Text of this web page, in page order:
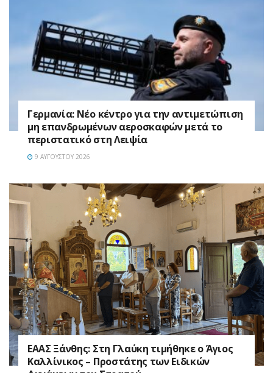
Γερμανία: Νέο κέντρο για την αντιμετώπιση
μη επανδρωμένων αεροσκαφών μετά το
περιστατικό στη Λειψία
9 ΑΥΓΟΎΣΤΟΥ 2026
EAAΣ Ξάνθης: Στη Γλαύκη τιμήθηκε ο Άγιος
Καλλίνικος – Προστάτης των Ειδικών